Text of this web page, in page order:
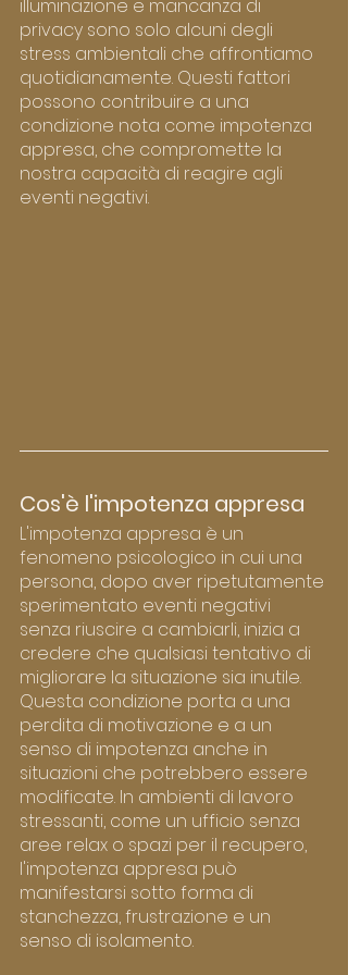
illuminazione e mancanza di
privacy sono solo alcuni degli
stress ambientali che affrontiamo
quotidianamente. Questi fattori
possono contribuire a una
condizione nota come impotenza
appresa, che compromette la
nostra capacità di reagire agli
eventi negativi.
Cos'è l'impotenza appresa
L'impotenza appresa è un
fenomeno psicologico in cui una
persona, dopo aver ripetutamente
sperimentato eventi negativi
senza riuscire a cambiarli, inizia a
credere che qualsiasi tentativo di
migliorare la situazione sia inutile.
Questa condizione porta a una
perdita di motivazione e a un
senso di impotenza anche in
situazioni che potrebbero essere
modificate. In ambienti di lavoro
stressanti, come un ufficio senza
aree relax o spazi per il recupero,
l'impotenza appresa può
manifestarsi sotto forma di
stanchezza, frustrazione e un
senso di isolamento.